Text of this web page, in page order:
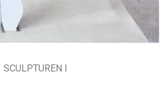
SCULPTUREN I